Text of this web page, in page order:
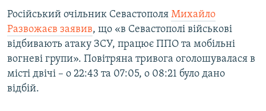
Російський очільник Севастополя Михайло
Развожаєв заявив, що «в Севастополі військові
відбивають атаку ЗСУ, працює ППО та мобільні
вогневі групи». Повітряна тривога оголошувалася в
місті двічі – о 22:43 та 07:05, о 08:21 було дано
відбій.